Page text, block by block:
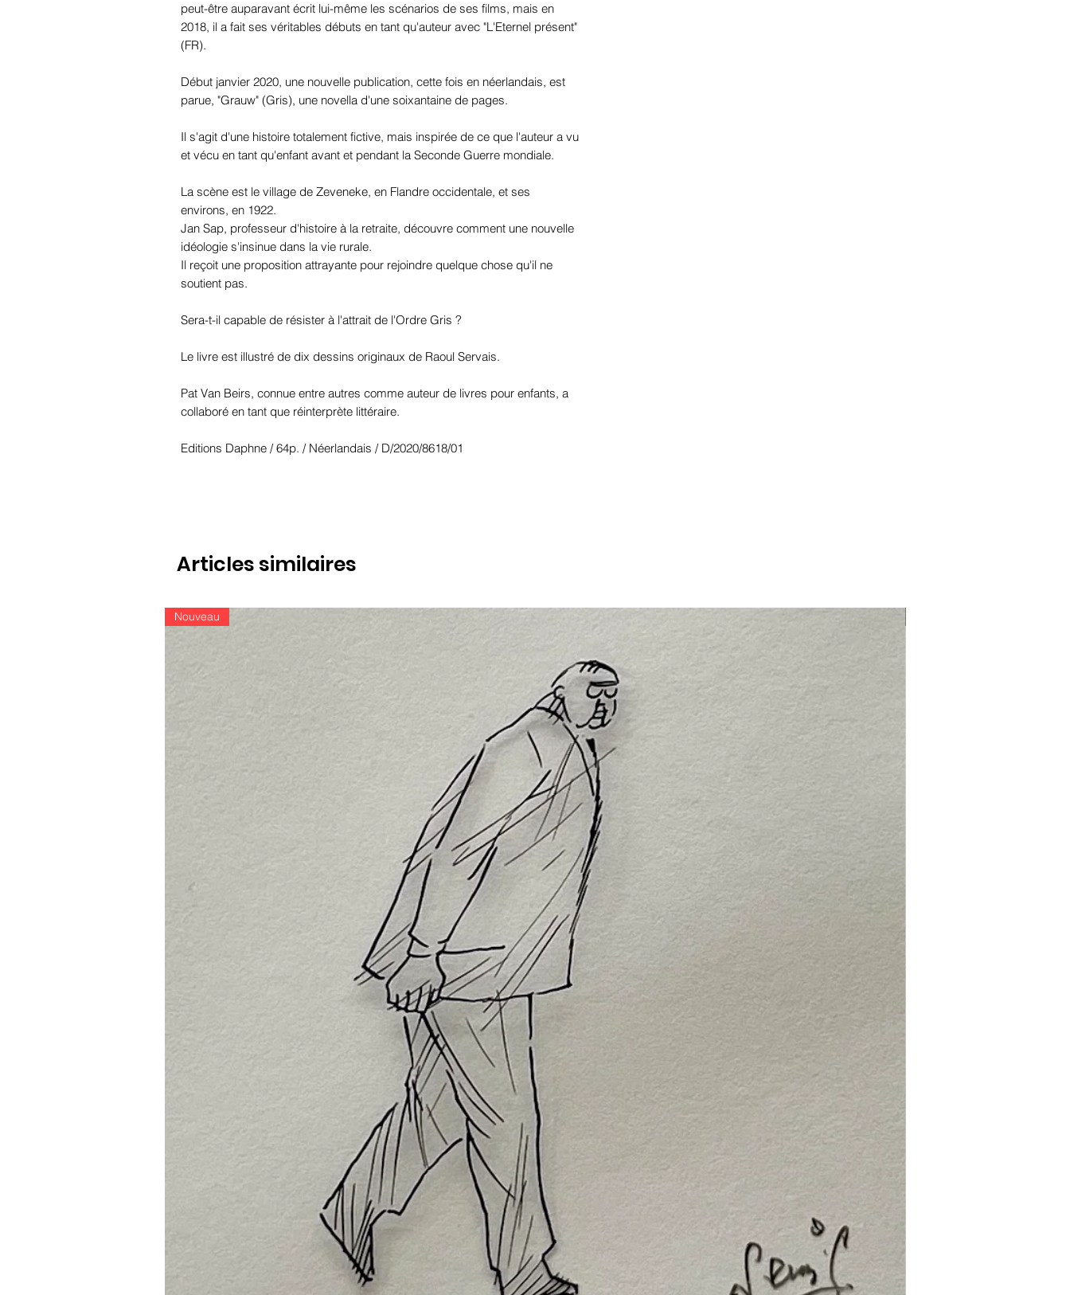
peut-être auparavant écrit lui-même les scénarios de ses films, mais en
2018, il a fait ses véritables débuts en tant qu'auteur avec "L'Eternel présent"
(FR).
Début janvier 2020, une nouvelle publication, cette fois en néerlandais, est
parue, "Grauw" (Gris), une novella d'une soixantaine de pages.
Il s'agit d'une histoire totalement fictive, mais inspirée de ce que l'auteur a vu
et vécu en tant qu'enfant avant et pendant la Seconde Guerre mondiale.
La scène est le village de Zeveneke, en Flandre occidentale, et ses
environs, en 1922.
Jan Sap, professeur d'histoire à la retraite, découvre comment une nouvelle
idéologie s'insinue dans la vie rurale.
Il reçoit une proposition attrayante pour rejoindre quelque chose qu'il ne
soutient pas.
Sera-t-il capable de résister à l'attrait de l'Ordre Gris ?
Le livre est illustré de dix dessins originaux de Raoul Servais.
Pat Van Beirs, connue entre autres comme auteur de livres pour enfants, a
collaboré en tant que réinterprète littéraire.
Editions Daphne / 64p. / Néerlandais / D/2020/8618/01
Articles similaires
Nouveau